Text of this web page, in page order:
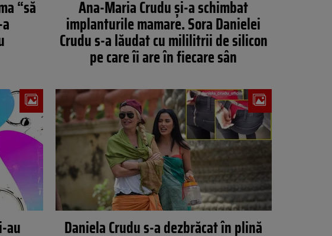
“să Ana-Maria Crudu și-a schimbat
implanturile mamare. Sora Danielei
Crudu s-a lăudat cu mililitrii de silicon
pe care îi are în fiecare sân
au Daniela Crudu s-a dezbrăcat în plină